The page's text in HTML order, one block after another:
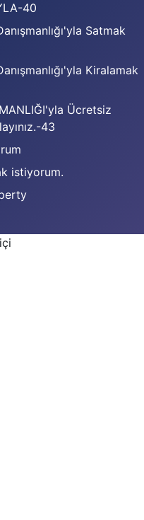
40
Satmak
Kiralamak
Ücretsiz
43
istiyorum.